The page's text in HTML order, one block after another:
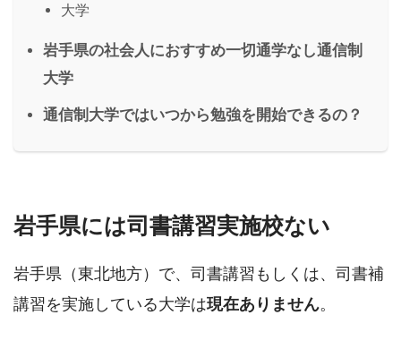
大学
岩手県の社会人におすすめ一切通学なし通信制
大学
通信制大学ではいつから勉強を開始できるの？
岩手県には司書講習実施校ない
岩手県（東北地方）で、司書講習もしくは、司書補
講習を実施している大学は現在ありません。